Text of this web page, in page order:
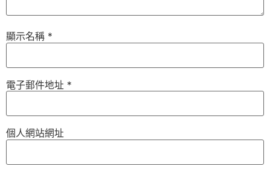
顯示名稱 *
電子郵件地址 *
個人網站網址